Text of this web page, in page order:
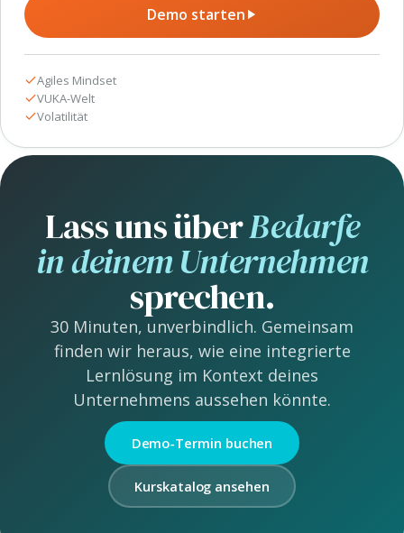
Demo starten
Agiles Mindset
VUKA-Welt
Volatilität
Lass uns überBedarfe
in deinem Unternehmen
sprechen.
30 Minuten, unverbindlich. Gemeinsam
finden wir heraus, wie eine integrierte
Lernlösung im Kontext deines
Unternehmens aussehen könnte.
Demo-Termin buchen
Kurskatalog ansehen